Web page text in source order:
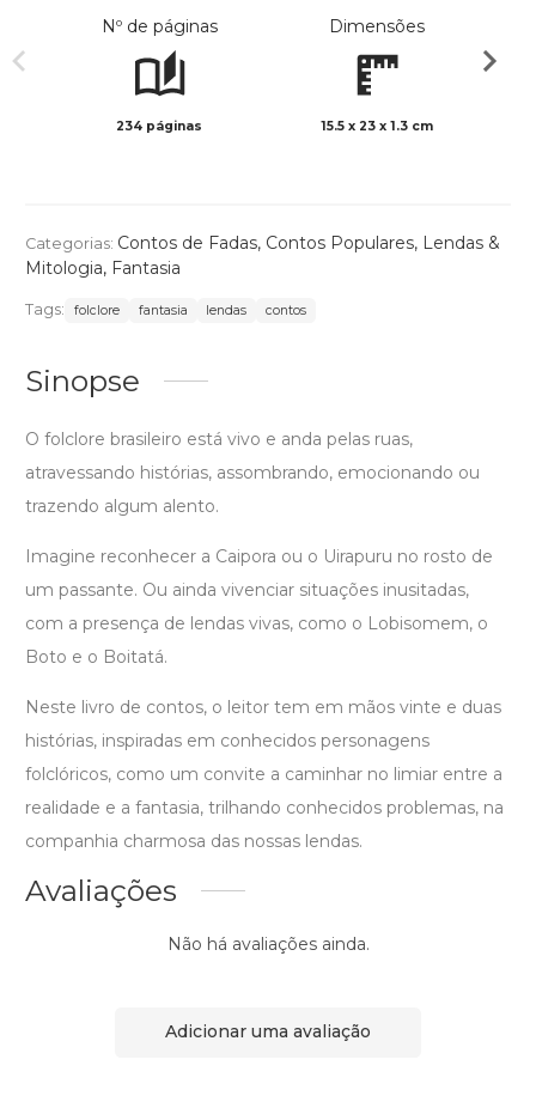
Nº de páginas
234 páginas
Dimensões
15.5 x 23 x 1.3 cm
Categorias: Contos de Fadas, Contos Populares, Lendas &
Mitologia, Fantasia
Tags: folclore fantasia lendas contos
Sinopse
O folclore brasileiro está vivo e anda pelas ruas,
atravessando histórias, assombrando, emocionando ou
trazendo algum alento.
Imagine reconhecer a Caipora ou o Uirapuru no rosto de
um passante. Ou ainda vivenciar situações inusitadas,
com a presença de lendas vivas, como o Lobisomem, o
Boto e o Boitatá.
Neste livro de contos, o leitor tem em mãos vinte e duas
histórias, inspiradas em conhecidos personagens
folclóricos, como um convite a caminhar no limiar entre a
realidade e a fantasia, trilhando conhecidos problemas, na
companhia charmosa das nossas lendas.
Avaliações
Não há avaliações ainda.
Adicionar uma avaliação